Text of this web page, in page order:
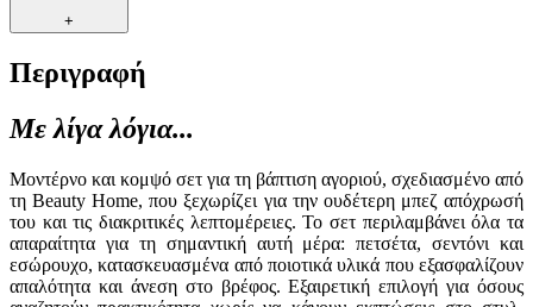
+
Περιγραφή
Με λίγα λόγια...
Μοντέρνο και κομψό σετ για τη βάπτιση αγοριού, σχεδιασμένο από
τη Beauty Home, που ξεχωρίζει για την ουδέτερη μπεζ απόχρωσή
του και τις διακριτικές λεπτομέρειες. Το σετ περιλαμβάνει όλα τα
απαραίτητα για τη σημαντική αυτή μέρα: πετσέτα, σεντόνι και
εσώρουχο, κατασκευασμένα από ποιοτικά υλικά που εξασφαλίζουν
απαλότητα και άνεση στο βρέφος. Εξαιρετική επιλογή για όσους